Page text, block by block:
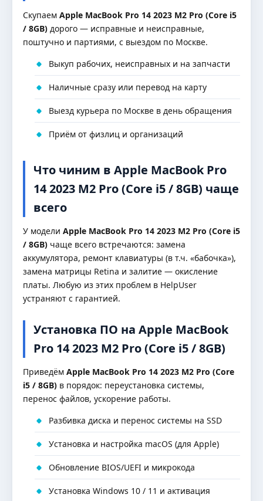
Скупаем Apple MacBook Pro 14 2023 M2 Pro (Core i5
/ 8GB) дорого — исправные и неисправные,
поштучно и партиями, с выездом по Москве.
Выкуп рабочих, неисправных и на запчасти
Наличные сразу или перевод на карту
Выезд курьера по Москве в день обращения
Приём от физлиц и организаций
Что чиним в Apple MacBook Pro
14 2023 M2 Pro (Core i5 / 8GB) чаще
всего
У модели Apple MacBook Pro 14 2023 M2 Pro (Core i5
/ 8GB) чаще всего встречаются: замена
аккумулятора, ремонт клавиатуры (в т.ч. «бабочка»),
замена матрицы Retina и залитие — окисление
платы. Любую из этих проблем в HelpUser
устраняют с гарантией.
Установка ПО на Apple MacBook
Pro 14 2023 M2 Pro (Core i5 / 8GB)
Приведём Apple MacBook Pro 14 2023 M2 Pro (Core
i5 / 8GB) в порядок: переустановка системы,
перенос файлов, ускорение работы.
Разбивка диска и перенос системы на SSD
Установка и настройка macOS (для Apple)
Обновление BIOS/UEFI и микрокода
Установка Windows 10 / 11 и активация